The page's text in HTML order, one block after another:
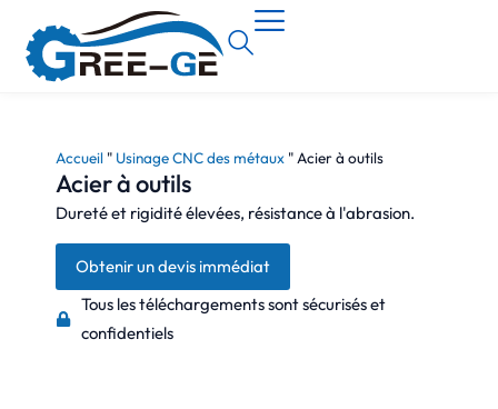
Accueil " Usinage CNC des métaux "Acier à outils
Acier à outils
Dureté et rigidité élevées, résistance à l'abrasion.
Obtenir un devis immédiat
Tous les téléchargements sont sécurisés et
confidentiels